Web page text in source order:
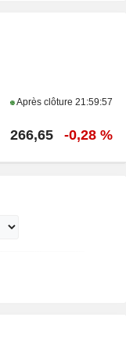
Après clôture 21:59:57
266,65 -0,28 %